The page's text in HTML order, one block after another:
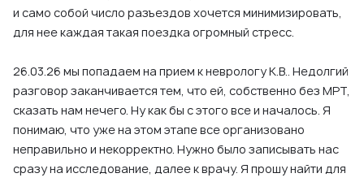
и само собой число разъездов хочется минимизировать,
для нее каждая такая поездка огромный стресс.
26.03.26 мы попадаем на прием к неврологу К.В.. Недолгий
разговор заканчивается тем, что ей, собственно без МРТ,
сказать нам нечего. Ну как бы с этого все и началось. Я
понимаю, что уже на этом этапе все организовано
неправильно и некорректно. Нужно было записывать нас
сразу на исследование, далее к врачу. Я прошу найти для